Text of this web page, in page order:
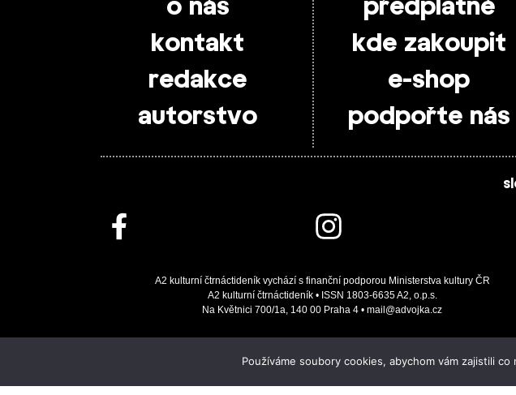
o nás
kontakt
redakce
autorstvo
předplatné
kde zakoupit
e-shop
podpořte nás
A2 kulturní čtrnáctideník vychází s finanční podporou Ministerstva kultury ČR
A2 kulturní čtrnáctideník • ISSN 1803-6635 A2, o.p.s.
Na Květnici 700/1a, 140 00 Praha 4 • mail@advojka.cz
Používáme soubory cookies, abychom vám zajistili